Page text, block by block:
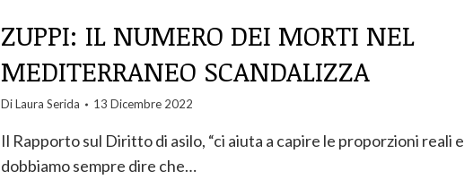
ZUPPI: IL NUMERO DEI MORTI NEL
MEDITERRANEO SCANDALIZZA
DiLaura Serida 13 Dicembre 2022
Il Rapporto sul Diritto di asilo, “ci aiuta a capire le proporzioni reali e
dobbiamo sempre dire che…